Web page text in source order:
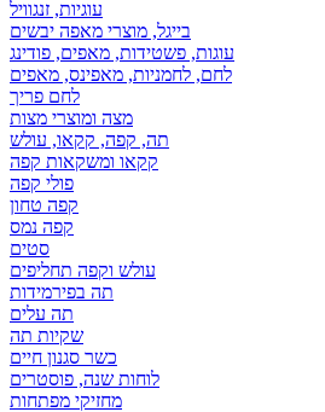
עוגיות, זנגוויל
בייגל, מוצרי מאפה יבשים
עוגות, פשטידות, מאפים, פודינג
לחם, לחמניות, מאפינס, מאפים
לחם פריך
מצה ומוצרי מצות
תה, קפה, קקאו, עולש
קקאו ומשקאות קפה
פולי קפה
קפה טחון
קפה נמס
סטים
עולש וקפה תחליפים
תה בפירמידות
תה עלים
שקיות תה
כשר סגנון חיים
לוחות שנה, פוסטרים
מחזיקי מפתחות